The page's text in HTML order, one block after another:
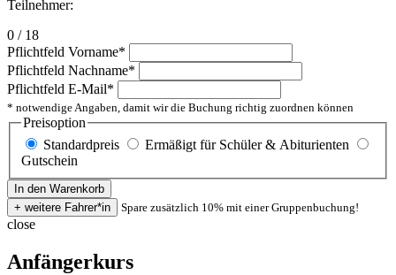
Teilnehmer:
0 / 18
Pflichtfeld Vorname*
Pflichtfeld Nachname*
Pflichtfeld E-Mail*
* notwendige Angaben, damit wir die Buchung richtig zuordnen können
Preisoption
Standardpreis
Ermäßigt für Schüler & Abiturienten
Gutschein
Spare zusätzlich 10% mit einer Gruppenbuchung!
close
Anfängerkurs